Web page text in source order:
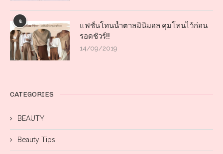
4
แฟชั่นโทนน้ำตาลมินิมอล คุมโทนไว้ก่อน
รอดชัวร์!!
14/09/2019
CATEGORIES
BEAUTY
Beauty Tips